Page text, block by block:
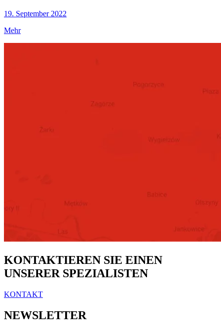
19. September 2022
Mehr
KONTAKTIEREN SIE EINEN
UNSERER SPEZIALISTEN
KONTAKT
NEWSLETTER